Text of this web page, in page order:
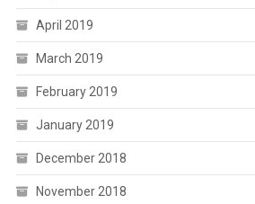
April 2019
March 2019
February 2019
January 2019
December 2018
November 2018